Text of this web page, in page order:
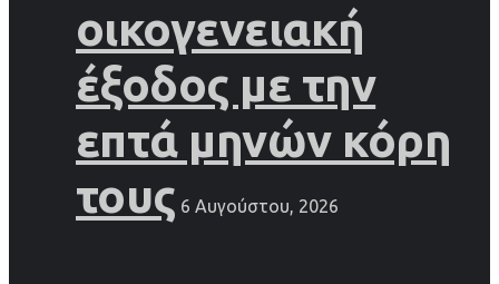
οικογενειακή
έξοδος με την
επτά μηνών κόρη
τους 6 Αυγούστου, 2026